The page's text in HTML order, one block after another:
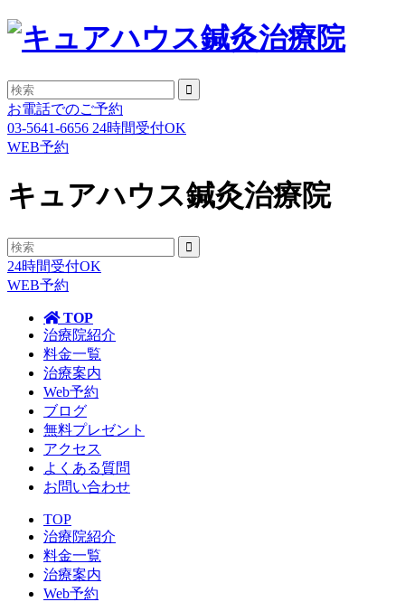
お電話でのご予約
03-5641-6656 24時間受付OK
WEB予約
キュアハウス鍼灸治療院
24時間受付OK
WEB予約
TOP
治療院紹介
料金一覧
治療案内
Web予約
ブログ
無料プレゼント
アクセス
よくある質問
お問い合わせ
TOP
治療院紹介
料金一覧
治療案内
Web予約